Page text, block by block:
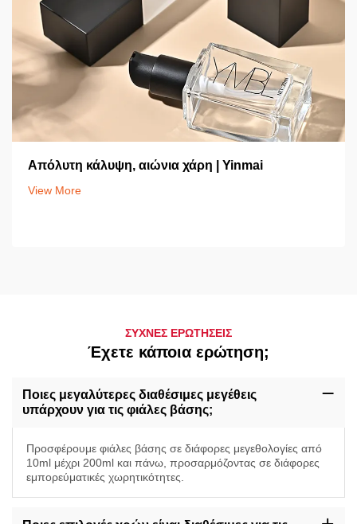
Απόλυτη κάλυψη, αιώνια χάρη | Yinmai
View More
ΣΥΧΝΕΣ ΕΡΩΤΗΣΕΙΣ
Έχετε κάποια ερώτηση;
Ποιες μεγαλύτερες διαθέσιμες μεγέθεις
υπάρχουν για τις φιάλες βάσης;
Προσφέρουμε φιάλες βάσης σε διάφορες μεγεθολογίες από
10ml μέχρι 200ml και πάνω, προσαρμόζοντας σε διάφορες
εμπορεύματικές χωρητικότητες.